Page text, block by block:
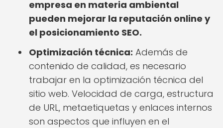
empresa en materia ambiental
pueden mejorar la reputación online y
el posicionamiento SEO.
Optimización técnica: Además de
contenido de calidad, es necesario
trabajar en la optimización técnica del
sitio web. Velocidad de carga, estructura
de URL, metaetiquetas y enlaces internos
son aspectos que influyen en el